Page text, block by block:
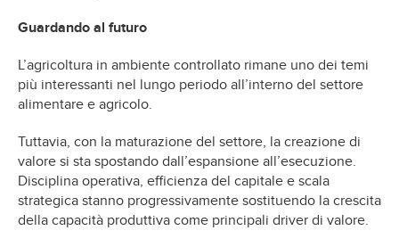
Guardando al futuro
L’agricoltura in ambiente controllato rimane uno dei temi
più interessanti nel lungo periodo all’interno del settore
alimentare e agricolo.
Tuttavia, con la maturazione del settore, la creazione di
valore si sta spostando dall’espansione all’esecuzione.
Disciplina operativa, efficienza del capitale e scala
strategica stanno progressivamente sostituendo la crescita
della capacità produttiva come principali driver di valore.